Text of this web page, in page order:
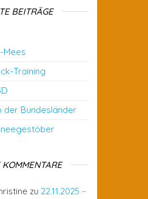
BEITRÄGE
Mees
Training
der Bundesländer
KOMMENTARE
zu 22.11.2025 –